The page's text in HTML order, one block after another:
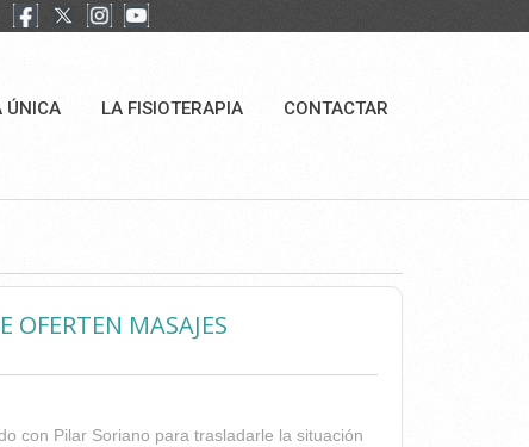
ÚNICA LA FISIOTERAPIA CONTACTAR
OFERTEN MASAJES
con Pilar Soriano para trasladarle la situación